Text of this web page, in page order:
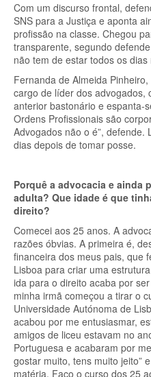
Com um discurso frontal,
SNS para a Justiça e aponta
profissão na classe. Chegou
transparente, segundo
não tem de estar todos os dias
Fernanda de Almeida
cargo de líder dos advogados,
anterior bastonário e espanta-
Ordens Profissionais são
Advogados não o é”,
dias depois de tomar posse.
Porquê a advocacia e ainda
adulta? Que idade é que
direito?
Comecei aos 25 anos. A
razões óbvias. A primeira é,
financeira dos meus pais, que
Lisboa para criar uma
ida para o direito acaba por
minha irmã começou a tirar o
Universidade Autónoma de
acabou por me entusiasmar,
amigos de liceu estavam no
Portuguesa e acabaram por
gostar muito, tens muito jeito”
matéria. Faço o curso dos 25